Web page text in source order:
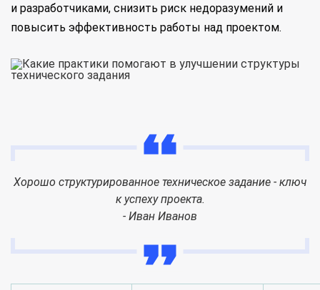
и разработчиками, снизить риск недоразумений и
повысить эффективность работы над проектом.
Хорошо структурированное техническое задание - ключ
к успеху проекта.
- Иван Иванов